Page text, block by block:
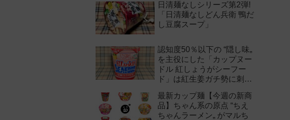
日清麺なしシリーズ第2弾!
「日清麺なしどん兵衛 鴨だ
し豆腐スープ」
認知度50％以下の “隠し味„
を主役にした「カップヌー
ドル 紅しょうがシーフー
ド」は紅生姜ガチ勢に刺さ
最新カップ麺【今週の新商
品】ちゃん系の原点 “ちえ
ちゃんラーメン„ がマルち